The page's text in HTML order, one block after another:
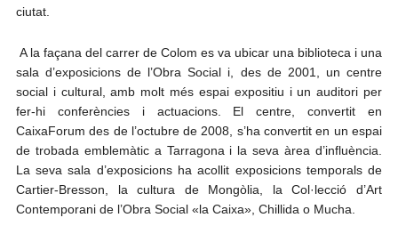
ciutat.
A la façana del carrer de Colom es va ubicar una biblioteca i una
sala d’exposicions de l’Obra Social i, des de 2001, un centre
social i cultural, amb molt més espai expositiu i un auditori per
fer-hi conferències i actuacions. El centre, convertit en
CaixaForum des de l’octubre de 2008, s’ha convertit en un espai
de trobada emblemàtic a Tarragona i la seva àrea d’influència.
La seva sala d’exposicions ha acollit exposicions temporals de
Cartier-Bresson, la cultura de Mongòlia, la Col·lecció d’Art
Contemporani de l’Obra Social «la Caixa», Chillida o Mucha.